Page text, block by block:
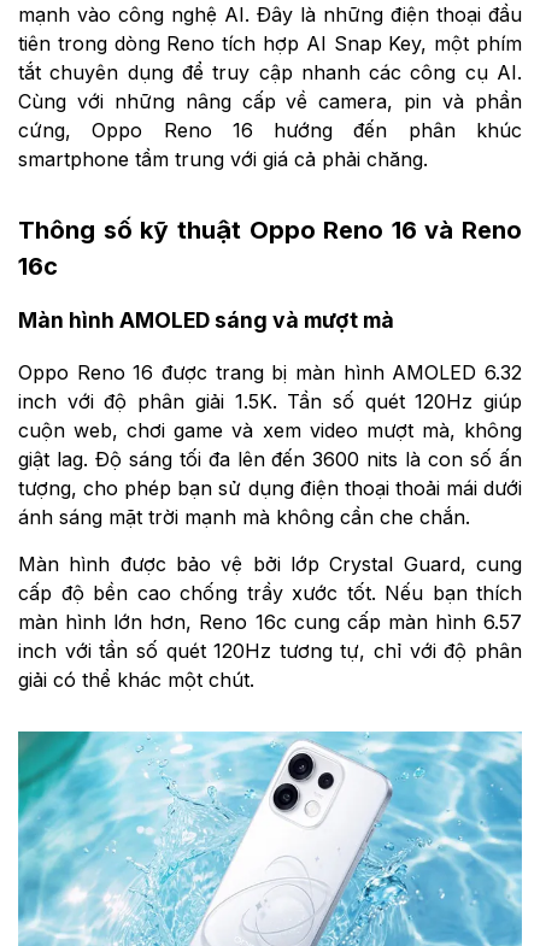
mạnh vào công nghệ AI. Đây là những điện thoại đầu
tiên trong dòng Reno tích hợp AI Snap Key, một phím
tắt chuyên dụng để truy cập nhanh các công cụ AI.
Cùng với những nâng cấp về camera, pin và phần
cứng, Oppo Reno 16 hướng đến phân khúc
smartphone tầm trung với giá cả phải chăng.
Thông số kỹ thuật Oppo Reno 16 và Reno
16c
Màn hình AMOLED sáng và mượt mà
Oppo Reno 16 được trang bị màn hình AMOLED 6.32
inch với độ phân giải 1.5K. Tần số quét 120Hz giúp
cuộn web, chơi game và xem video mượt mà, không
giật lag. Độ sáng tối đa lên đến 3600 nits là con số ấn
tượng, cho phép bạn sử dụng điện thoại thoải mái dưới
ánh sáng mặt trời mạnh mà không cần che chắn.
Màn hình được bảo vệ bởi lớp Crystal Guard, cung
cấp độ bền cao chống trầy xước tốt. Nếu bạn thích
màn hình lớn hơn, Reno 16c cung cấp màn hình 6.57
inch với tần số quét 120Hz tương tự, chỉ với độ phân
giải có thể khác một chút.